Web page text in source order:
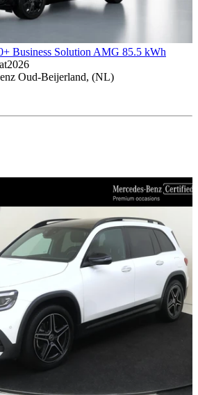
Business Solution AMG 85.5 kWh
2026
Oud-Beijerland, (NL)